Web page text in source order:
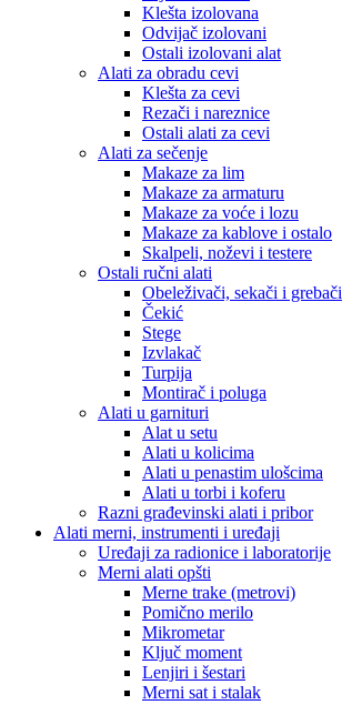
Klešta izolovana
Odvijač izolovani
Ostali izolovani alat
Alati za obradu cevi
Klešta za cevi
Rezači i nareznice
Ostali alati za cevi
Alati za sečenje
Makaze za lim
Makaze za armaturu
Makaze za voće i lozu
Makaze za kablove i ostalo
Skalpeli, noževi i testere
Ostali ručni alati
Obeleživači, sekači i grebači
Čekić
Stege
Izvlakač
Turpija
Montirač i poluga
Alati u garnituri
Alat u setu
Alati u kolicima
Alati u penastim ulošcima
Alati u torbi i koferu
Razni građevinski alati i pribor
Alati merni, instrumenti i uređaji
Uređaji za radionice i laboratorije
Merni alati opšti
Merne trake (metrovi)
Pomično merilo
Mikrometar
Ključ moment
Lenjiri i šestari
Merni sat i stalak